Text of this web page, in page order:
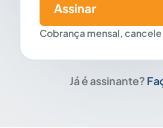
Cobrança mensal,
Assinar
Já é assinante?